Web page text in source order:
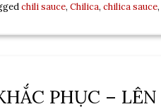
chili sauce,Chilica,chilica sauce
PHỤC –